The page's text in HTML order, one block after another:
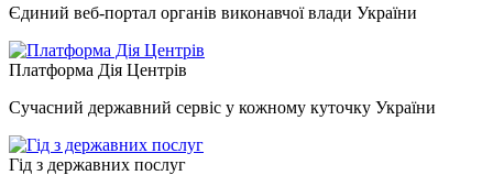
Єдиний веб-портал органів виконавчої влади України
Платформа Дія Центрів
Сучасний державний сервіс у кожному куточку України
Гід з державних послуг